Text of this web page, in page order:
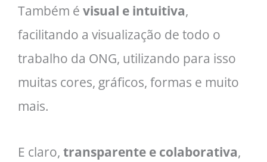
Também é visual e intuitiva,
facilitando a visualização de todo o
trabalho da ONG, utilizando para isso
muitas cores, gráficos, formas e muito
mais.
E claro, transparente e colaborativa,